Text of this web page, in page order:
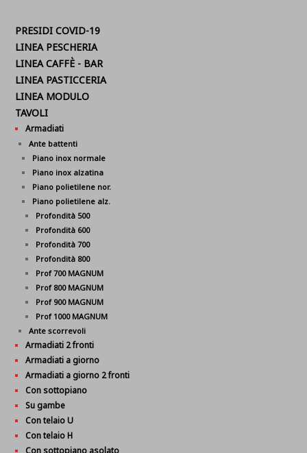
PRESIDI COVID-19
LINEA PESCHERIA
LINEA CAFFÈ - BAR
LINEA PASTICCERIA
LINEA MODULO
TAVOLI
Armadiati
Ante battenti
Piano inox normale
Piano inox alzatina
Piano polietilene nor.
Piano polietilene alz.
Profondità 500
Profondità 600
Profondità 700
Profondità 800
Prof 700 MAGNUM
Prof 800 MAGNUM
Prof 900 MAGNUM
Prof 1000 MAGNUM
Ante scorrevoli
Armadiati 2 fronti
Armadiati a giorno
Armadiati a giorno 2 fronti
Con sottopiano
Su gambe
Con telaio U
Con telaio H
Con sottopiano asolato